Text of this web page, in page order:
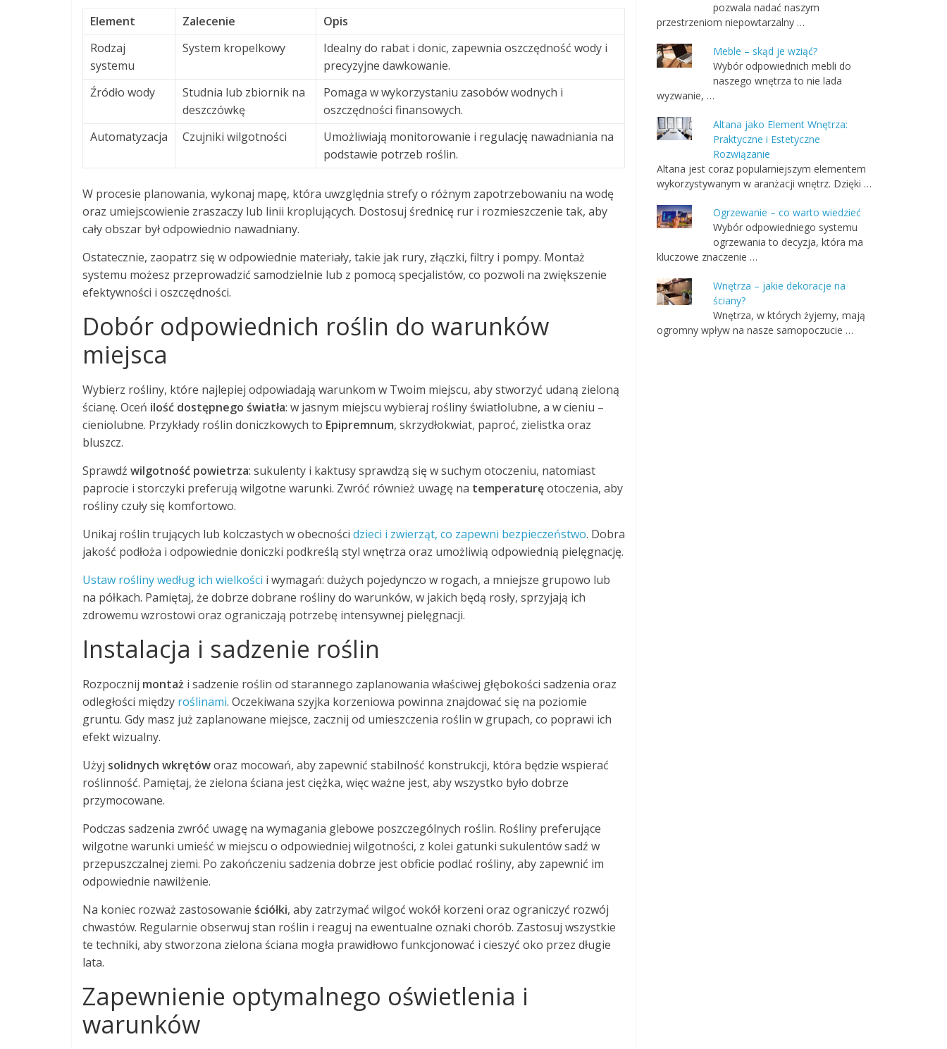
Element Zalecenie
Opis
Rodzaj
systemu
System kropelkowy
Idealny do rabat i donic, zapewnia oszczędność wody i
precyzyjne dawkowanie.
Źródło wody
Studnia lub zbiornik na
deszczówkę
Pomaga w wykorzystaniu zasobów wodnych i
oszczędności finansowych.
Automatyzacja
Czujniki wilgotności
Umożliwiają monitorowanie i regulację nawadniania na
podstawie potrzeb roślin.
W procesie planowania, wykonaj mapę, która uwzględnia strefy o różnym zapotrzebowaniu na wodę
oraz umiejscowienie zraszaczy lub linii kroplujących. Dostosuj średnicę rur i rozmieszczenie tak, aby
cały obszar był odpowiednio nawadniany.
Ostatecznie, zaopatrz się w odpowiednie materiały, takie jak rury, złączki, filtry i pompy. Montaż
systemu możesz przeprowadzić samodzielnie lub z pomocą specjalistów, co pozwoli na zwiększenie
efektywności i oszczędności.
Dobór odpowiednich roślin do warunków
miejsca
Wybierz rośliny, które najlepiej odpowiadają warunkom w Twoim miejscu, aby stworzyć udaną zieloną
ścianę. Oceń ilość dostępnego światła: w jasnym miejscu wybieraj rośliny światłolubne, a w cieniu –
cieniolubne. Przykłady roślin doniczkowych to Epipremnum, skrzydłokwiat, paproć, zielistka oraz
bluszcz.
Sprawdź wilgotność powietrza: sukulenty i kaktusy sprawdzą się w suchym otoczeniu, natomiast
paprocie i storczyki preferują wilgotne warunki. Zwróć również uwagę na temperaturęotoczenia, aby
rośliny czuły się komfortowo.
Unikaj roślin trujących lub kolczastych w obecności dzieci i zwierząt, co zapewni bezpieczeństwo. Dobra
jakość podłoża i odpowiednie doniczki podkreślą styl wnętrza oraz umożliwią odpowiednią pielęgnację.
Ustaw rośliny według ich wielkości i wymagań: dużych pojedynczo w rogach, a mniejsze grupowo lub
na półkach. Pamiętaj, że dobrze dobrane rośliny do warunków, w jakich będą rosły, sprzyjają ich
zdrowemu wzrostowi oraz ograniczają potrzebę intensywnej pielęgnacji.
Instalacja i sadzenie roślin
Rozpocznij montaż i sadzenie roślin od starannego zaplanowania właściwej głębokości sadzenia oraz
odległości między roślinami. Oczekiwana szyjka korzeniowa powinna znajdować się na poziomie
gruntu. Gdy masz już zaplanowane miejsce, zacznij od umieszczenia roślin w grupach, co poprawi ich
efekt wizualny.
Użyj solidnych wkrętóworaz mocowań, aby zapewnić stabilność konstrukcji, która będzie wspierać
roślinność. Pamiętaj, że zielona ściana jest ciężka, więc ważne jest, aby wszystko było dobrze
przymocowane.
Podczas sadzenia zwróć uwagę na wymagania glebowe poszczególnych roślin. Rośliny preferujące
wilgotne warunki umieść w miejscu o odpowiedniej wilgotności, z kolei gatunki sukulentów sadź w
przepuszczalnej ziemi. Po zakończeniu sadzenia dobrze jest obficie podlać rośliny, aby zapewnić im
odpowiednie nawilżenie.
Na koniec rozważ zastosowanie ściółki, aby zatrzymać wilgoć wokół korzeni oraz ograniczyć rozwój
chwastów. Regularnie obserwuj stan roślin i reaguj na ewentualne oznaki chorób. Zastosuj wszystkie
te techniki, aby stworzona zielona ściana mogła prawidłowo funkcjonować i cieszyć oko przez długie
lata.
Zapewnienie optymalnego oświetlenia i
warunków
pozwala nadać naszym
przestrzeniom niepowtarzalny …
Meble – skąd je wziąć?
Wybór odpowiednich mebli do
naszego wnętrza to nie lada
wyzwanie, …
Altana jako Element Wnętrza:
Praktyczne i Estetyczne
Rozwiązanie
Altana jest coraz popularniejszym elementem
wykorzystywanym w aranżacji wnętrz. Dzięki …
Ogrzewanie – co warto wiedzieć
Wybór odpowiedniego systemu
ogrzewania to decyzja, która ma
kluczowe znaczenie …
Wnętrza – jakie dekoracje na
ściany?
Wnętrza, w których żyjemy, mają
ogromny wpływ na nasze samopoczucie …